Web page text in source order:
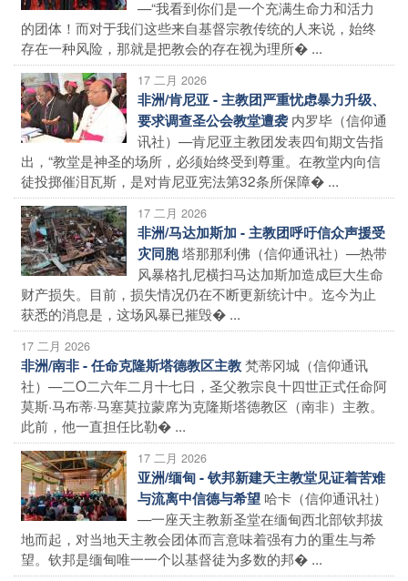
—“我看到你们是一个充满生命力和活力
的团体！而对于我们这些来自基督宗教传统的人来说，始终
存在一种风险，那就是把教会的存在视为理所� ...
17 二月 2026
非洲/肯尼亚 - 主教团严重忧虑暴力升级、
要求调查圣公会教堂遭袭 内罗毕（信仰通
讯社）—肯尼亚主教团发表四旬期文告指
出，“教堂是神圣的场所，必须始终受到尊重。在教堂内向信
徒投掷催泪瓦斯，是对肯尼亚宪法第32条所保障� ...
17 二月 2026
非洲/马达加斯加 - 主教团呼吁信众声援受
灾同胞塔那那利佛（信仰通讯社）—热带
风暴格扎尼横扫马达加斯加造成巨大生命
财产损失。目前，损失情况仍在不断更新统计中。迄今为止
获悉的消息是，这场风暴已摧毁� ...
17 二月 2026
非洲/南非 - 任命克隆斯塔德教区主教梵蒂冈城（信仰通讯
社）—二O二六年二月十七日，圣父教宗良十四世正式任命阿
莫斯·马布蒂·马塞莫拉蒙席为克隆斯塔德教区（南非）主教。
此前，他一直担任比勒� ...
17 二月 2026
亚洲/缅甸 - 钦邦新建天主教堂见证着苦难
与流离中信德与希望 哈卡（信仰通讯社）
—一座天主教新圣堂在缅甸西北部钦邦拔
地而起，对当地天主教会团体而言意味着强有力的重生与希
望。钦邦是缅甸唯一一个以基督徒为多数的邦� ...